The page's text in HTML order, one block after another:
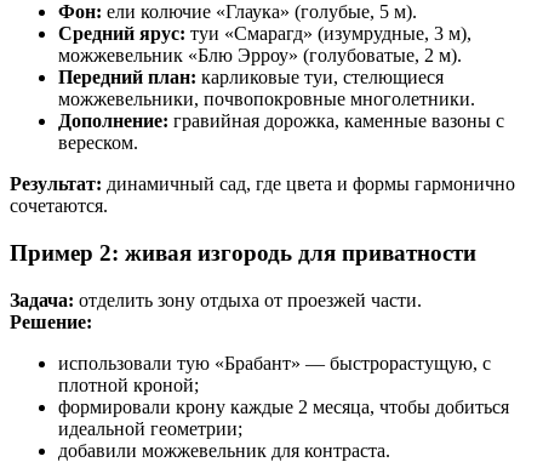
Фон: ели колючие «Глаука» (голубые, 5 м).
Средний ярус: туи «Смарагд» (изумрудные, 3 м),
можжевельник «Блю Эрроу» (голубоватые, 2 м).
Передний план: карликовые туи, стелющиеся
можжевельники, почвопокровные многолетники.
Дополнение: гравийная дорожка, каменные вазоны с
вереском.
Результат: динамичный сад, где цвета и формы гармонично
сочетаются.
Пример 2: живая изгородь для приватности
Задача: отделить зону отдыха от проезжей части.
Решение:
использовали тую «Брабант» — быстрорастущую, с
плотной кроной;
формировали крону каждые 2 месяца, чтобы добиться
идеальной геометрии;
добавили можжевельник для контраста.